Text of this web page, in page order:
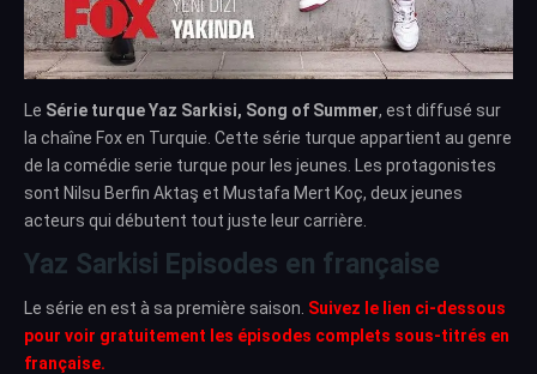
Le Série turque Yaz Sarkisi, Song of Summer, est diffusé sur
la chaîne Fox en Turquie. Cette série turque appartient au genre
de la comédie serie turque pour les jeunes. Les protagonistes
sont Nilsu Berfin Aktaş et Mustafa Mert Koç, deux jeunes
acteurs qui débutent tout juste leur carrière.
Yaz Sarkisi Episodes en française
Le série en est à sa première saison. Suivez le lien ci-dessous
pour voir gratuitement les épisodes complets sous-titrés en
française.